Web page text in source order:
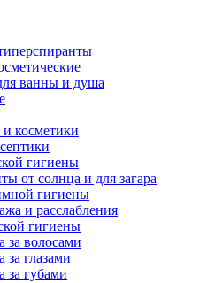
ванны и душа
косметики
гигиены
от солнца и для загара
гигиены
и расслабления
гигиены
за волосами
за глазами
за губами